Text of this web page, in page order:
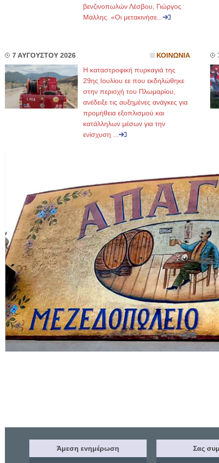
βενζινοπωλών Λέσβου, Γιώργος
Μάλλης. «Οι μετακινήσε...
7 ΑΥΓΟΥΣΤΟΥ 2026 ΚΟΙΝΩΝΙΑ
Η καταστροφική πυρκαγιά της
29ης Ιουλίου εε που εκδηλώθηκε
στην περιοχή του Πλωμαρίου,
ανέδειξε τις αυξημένες ανάγκες για
προμήθεια εξοπλισμού και
κατάλληλων μέσων για την
ενίσχυση ...
Άμεση ενημέρωση Σας